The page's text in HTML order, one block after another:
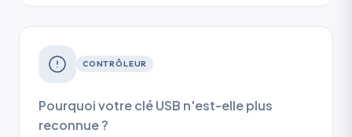
CONTRÔLEUR
Pourquoi votre clé USB n'est-elle plus
reconnue ?